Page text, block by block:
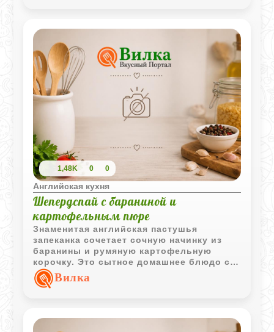
1,48K 0 0
Английская кухня
Шепердспай с бараниной и
картофельным пюре
Знаменитая английская пастушья
запеканка сочетает сочную начинку из
баранины и румяную картофельную
корочку. Это сытное домашнее блюдо с
насыщенным вкусом и простыми
ингредиентами, проверенное временем.
Вилка